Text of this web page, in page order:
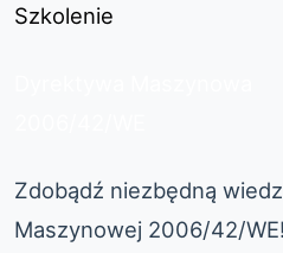
Szkolenie
Zdobądź niezbędną
Maszynowej 2006/42/